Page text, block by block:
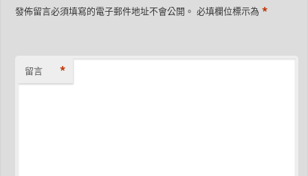
發佈留言必須填寫的電子郵件地址不會公開。 必填欄位標示為*
留言 *